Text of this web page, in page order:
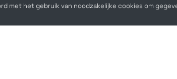
met het gebruik van noodzakelijke cookies om